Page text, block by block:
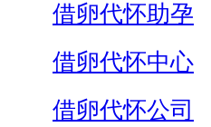
借卵代怀助孕
借卵代怀中心
借卵代怀公司